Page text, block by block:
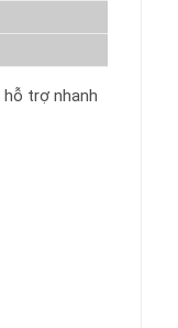
hỗ trợ nhanh